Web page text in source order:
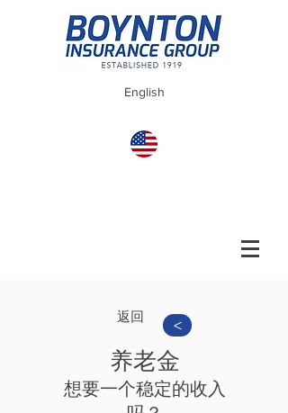
English
返回
>
养老金
想要一个稳定的收入